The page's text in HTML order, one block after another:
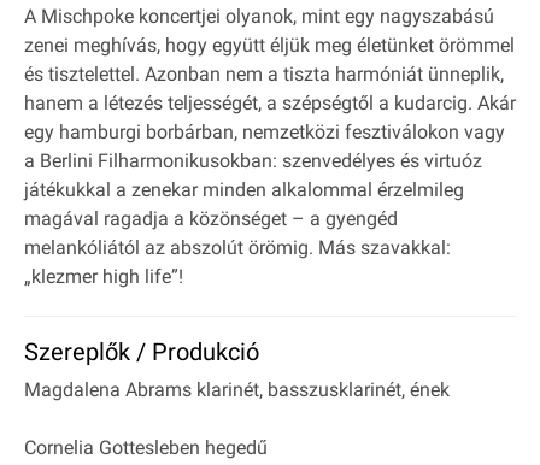
A Mischpoke koncertjei olyanok, mint egy nagyszabású
zenei meghívás, hogy együtt éljük meg életünket örömmel
és tisztelettel. Azonban nem a tiszta harmóniát ünneplik,
hanem a létezés teljességét, a szépségtől a kudarcig. Akár
egy hamburgi borbárban, nemzetközi fesztiválokon vagy
a Berlini Filharmonikusokban: szenvedélyes és virtuóz
játékukkal a zenekar minden alkalommal érzelmileg
magával ragadja a közönséget – a gyengéd
melankóliától az abszolút örömig. Más szavakkal:
„klezmer high life”!
Szereplők / Produkció
Magdalena Abrams klarinét, basszusklarinét, ének
Cornelia Gottesleben hegedű